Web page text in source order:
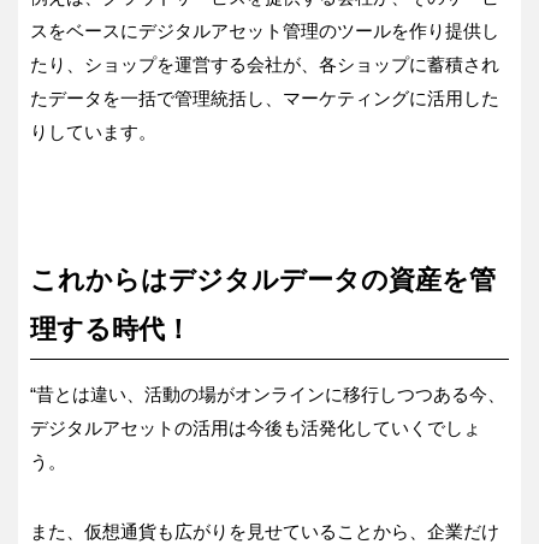
スをベースにデジタルアセット管理のツールを作り提供し
たり、ショップを運営する会社が、各ショップに蓄積され
たデータを一括で管理統括し、マーケティングに活用した
りしています。
これからはデジタルデータの資産を管
理する時代！
“昔とは違い、活動の場がオンラインに移行しつつある今、
デジタルアセットの活用は今後も活発化していくでしょ
う。
また、仮想通貨も広がりを見せていることから、企業だけ